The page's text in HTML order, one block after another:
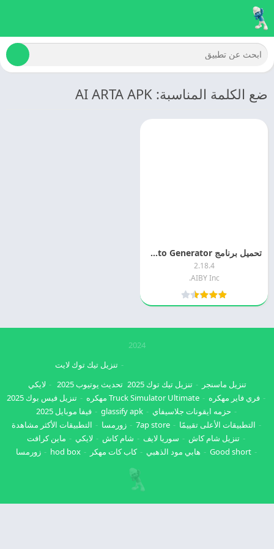
ضع الكلمة المناسبة: AI ARTA APK
تحميل برنامج AI ARTA: Art & Photo Generator اخر اصدار مجانا
2.18.4
AIBY Inc.
2024
تنزيل ماسنجر تنزيل تيك توك 2025
تنزيل تيك توك لايت
تحديث يوتيوب 2025
لايكي
فري فاير مهكره
Truck Simulator Ultimate مهكره
تنزيل فيس بوك 2025
حزمه ايقونات جلاسيفاي
glassify apk
فيفا موبايل 2025
التطبيقات الأعلى تقييمًا
7ap store زورمسا
التطبيقات الأكثر مشاهدة
تنزيل شام كاش
سوريا لايف شام كاش لايكي
ماين كرافت
Good short
هابي مود الذهبي كاب كات مهكر hod box زورمسا